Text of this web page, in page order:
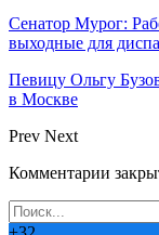
Сенатор Мурог:
выходные для
Певицу Ольгу
в Москве
Prev Next
Комментарии